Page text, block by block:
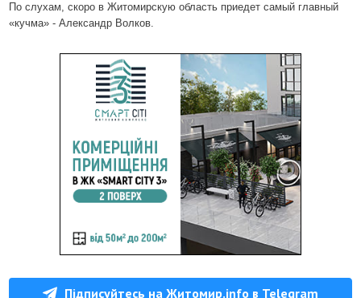
По слухам, скоро в Житомирскую область приедет самый главный
«кучма» - Александр Волков.
Підписуйтесь на Житомир.info в Telegram